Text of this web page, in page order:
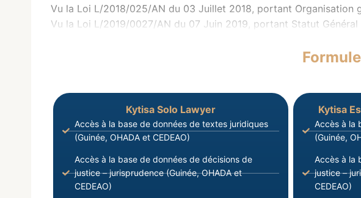
Vu la Loi L/2018/025/AN du 03 Juillet 2018, portant Organisation
Vu la Loi L/2019/0027/AN du 07 Juin 2019, portant Statut Général
Kytisa Solo Lawyer
Accès à la base de données de textes juridiques
(Guinée, OHADA et CEDEAO)
Accès à la base de données de décisions de
justice – jurisprudence (Guinée, OHADA et
CEDEAO)
Kytisa
Accès à la
(Guinée,
Accès à la
justice –
CEDEAO)